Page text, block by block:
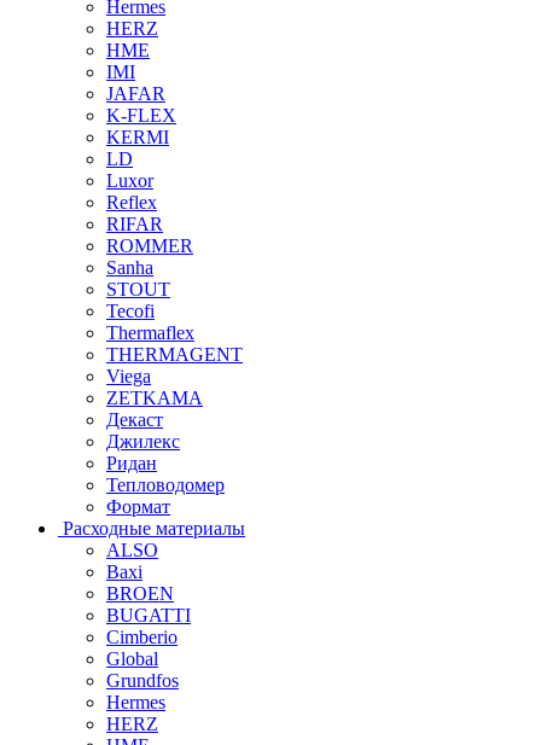
Hermes
HERZ
HME
IMI
JAFAR
K-FLEX
KERMI
LD
Luxor
Reflex
RIFAR
ROMMER
Sanha
STOUT
Tecofi
Thermaflex
THERMAGENT
Viega
ZETKAMA
Декаст
Джилекс
Ридан
Тепловодомер
Формат
Расходные материалы
ALSO
Baxi
BROEN
BUGATTI
Cimberio
Global
Grundfos
Hermes
HERZ